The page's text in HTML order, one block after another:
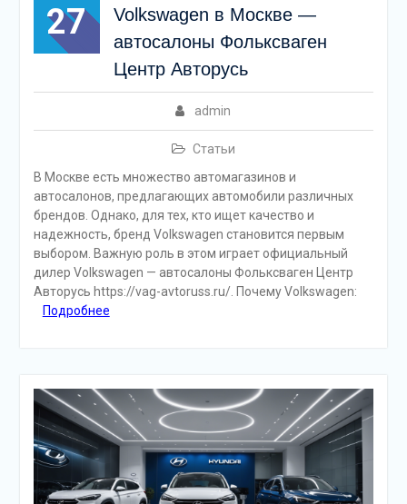
27
Volkswagen в Москве —
автосалоны Фольксваген
Центр Авторусь
admin
Статьи
В Москве есть множество автомагазинов и
автосалонов, предлагающих автомобили различных
брендов. Однако, для тех, кто ищет качество и
надежность, бренд Volkswagen становится первым
выбором. Важную роль в этом играет официальный
дилер Volkswagen — автосалоны Фольксваген Центр
Авторусь https://vag-avtoruss.ru/. Почему Volkswagen:
Подробнее